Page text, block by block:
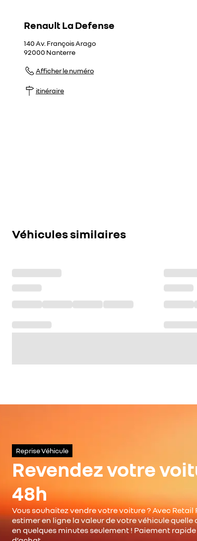
Renault La Defense
140 Av. François Arago
92000 Nanterre
Afficher le numéro
itinéraire
Véhicules similaires
Reprise Véhicule
Revendez votre
48h
Vous souhaitez vendre votre voiture ? Avec Retail
estimer en ligne la valeur de votre véhicule quelle
en quelques minutes seulement ! Paiement